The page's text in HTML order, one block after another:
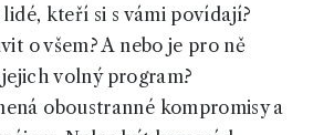
kteří si s vámi povídají?
o všem? A nebo je pro ně
volný program?
oboustranné kompromisy a